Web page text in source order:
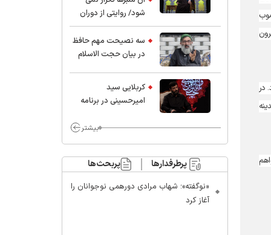
در
شود/ روایتی از دوران
کودکی و نوجوانی این
واعظ بزرگ و نویسنده و
پژوهشگر جهان اسلام
سه نصیحت مهم حافظ
در بیان حجت الاسلام
کربلایی سید
امیر‌حسینی در برنامه
محسن چاوشی چه
مراقب ماست/ مردم
دهن تفرقه افکنان بزنند
بیشتر
پرطرفدارها پربحث‌ها
«نوگفته»؛ شهاب مرادی دورهمی نوجوانان را
آغاز کرد